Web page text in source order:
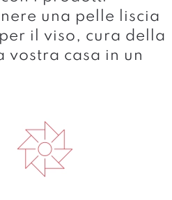
una pelle liscia
il viso, cura della
casa in un